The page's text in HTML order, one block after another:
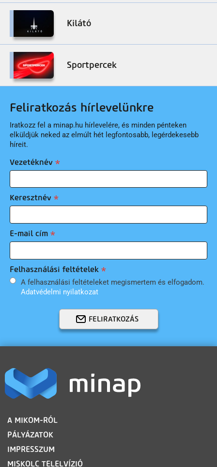
Kilátó
Sportpercek
Feliratkozás hírlevelünkre
Iratkozz fel a minap.hu hírlevelére, és minden pénteken
elküldjük neked az elmúlt hét legfontosabb, legérdekesebb
híreit.
Vezetéknév
Keresztnév
E-mail cím
Felhasználási feltételek
A felhasználási feltételeket megismertem és elfogadom.
Adatvédelmi nyilatkozat
FELIRATKOZÁS
LÁBLÉC
A MIKOM-RÓL
PÁLYÁZATOK
IMPRESSZUM
MISKOLC TELELVÍZIÓ